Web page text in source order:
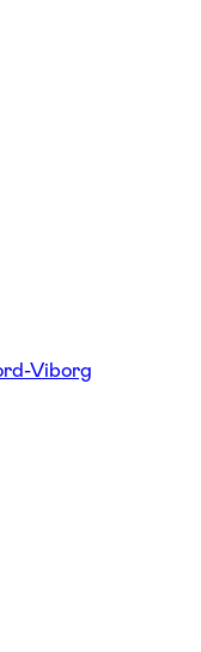
Viborg